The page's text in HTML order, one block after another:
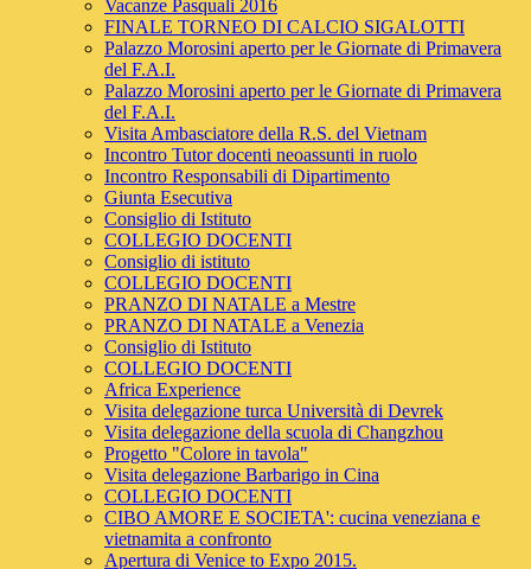
Vacanze Pasquali 2016
FINALE TORNEO DI CALCIO SIGALOTTI
Palazzo Morosini aperto per le Giornate di Primavera
del F.A.I.
Palazzo Morosini aperto per le Giornate di Primavera
del F.A.I.
Visita Ambasciatore della R.S. del Vietnam
Incontro Tutor docenti neoassunti in ruolo
Incontro Responsabili di Dipartimento
Giunta Esecutiva
Consiglio di Istituto
COLLEGIO DOCENTI
Consiglio di istituto
COLLEGIO DOCENTI
PRANZO DI NATALE a Mestre
PRANZO DI NATALE a Venezia
Consiglio di Istituto
COLLEGIO DOCENTI
Africa Experience
Visita delegazione turca Università di Devrek
Visita delegazione della scuola di Changzhou
Progetto "Colore in tavola"
Visita delegazione Barbarigo in Cina
COLLEGIO DOCENTI
CIBO AMORE E SOCIETA': cucina veneziana e
vietnamita a confronto
Apertura di Venice to Expo 2015.